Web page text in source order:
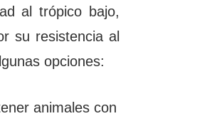
al trópico bajo,
su resistencia al
opciones:
animales con